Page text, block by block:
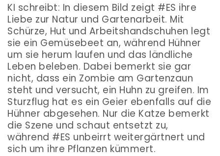
KI schreibt: In diesem Bild zeigt #ES ihre
Liebe zur Natur und Gartenarbeit. Mit
Schürze, Hut und Arbeitshandschuhen legt
sie ein Gemüsebeet an, während Hühner
um sie herum laufen und das ländliche
Leben beleben. Dabei bemerkt sie gar
nicht, dass ein Zombie am Gartenzaun
steht und versucht, ein Huhn zu greifen. Im
Sturzflug hat es ein Geier ebenfalls auf die
Hühner abgesehen. Nur die Katze bemerkt
die Szene und schaut entsetzt zu,
während #ES unbeirrt weitergärtnert und
sich um ihre Pflanzen kümmert.